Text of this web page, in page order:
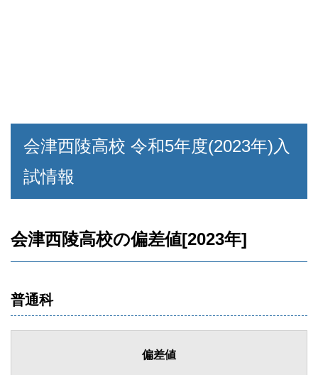
会津西陵高校 令和5年度(2023年)入
試情報
会津西陵高校の偏差値[2023年]
普通科
偏差値